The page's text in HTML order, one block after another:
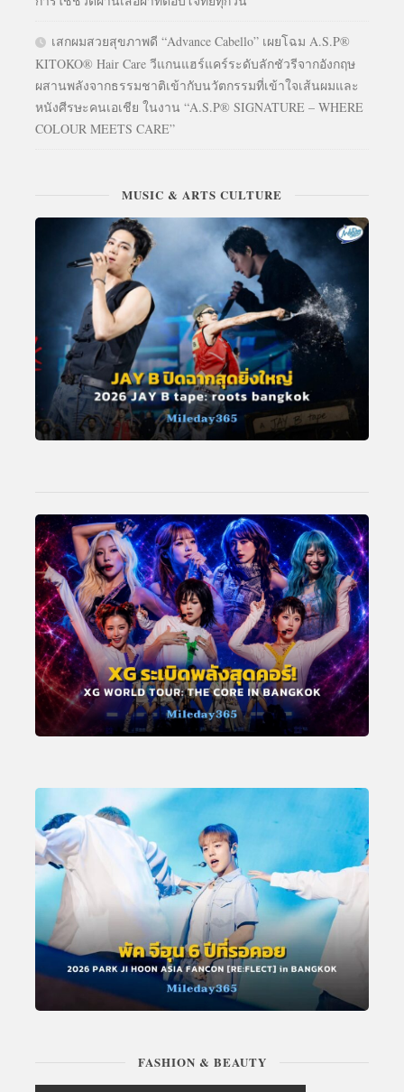
เสกผมสวยสุขภาพดี “Advance Cabello” เผยโฉม A.S.P®
KITOKO® Hair Care วีแกนแฮร์แคร์ระดับลักชัวรีจากอังกฤษ
ผสานพลังจากธรรมชาติเข้ากับนวัตกรรมที่เข้าใจเส้นผมและ
หนังศีรษะคนเอเชีย ในงาน “A.S.P® SIGNATURE – WHERE
COLOUR MEETS CARE”
MUSIC & ARTS CULTURE
FASHION & BEAUTY